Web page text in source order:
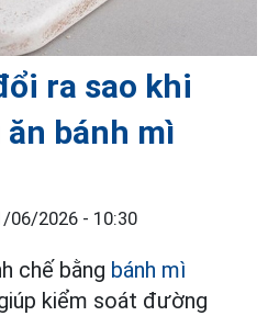
ra sao khi
bánh mì
06/2026 - 10:30
chế bằng bánh mì
kiểm soát đường